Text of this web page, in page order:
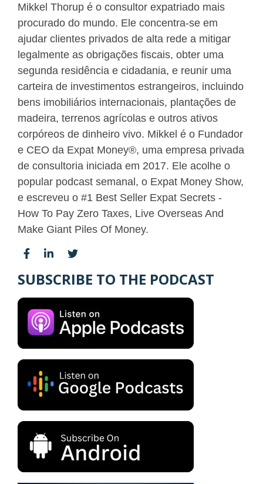
Mikkel Thorup é o consultor expatriado mais
procurado do mundo. Ele concentra-se em
ajudar clientes privados de alta rede a mitigar
legalmente as obrigações fiscais, obter uma
segunda residência e cidadania, e reunir uma
carteira de investimentos estrangeiros, incluindo
bens imobiliários internacionais, plantações de
madeira, terrenos agrícolas e outros ativos
corpóreos de dinheiro vivo. Mikkel é o Fundador
e CEO da Expat Money®, uma empresa privada
de consultoria iniciada em 2017. Ele acolhe o
popular podcast semanal, o Expat Money Show,
e escreveu o #1 Best Seller Expat Secrets -
How To Pay Zero Taxes, Live Overseas And
Make Giant Piles Of Money.
SUBSCRIBE TO THE PODCAST